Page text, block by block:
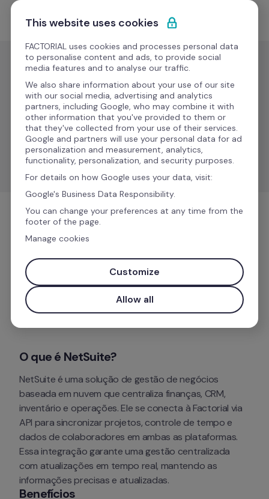
Pular para o conteúdo
Experimente Grátis
Novo
ERP
Oracle
NetSuite
Sincronize projetos, registros de tempo e dados de
colaboradores para uma gestão precisa.
ERP
Mais informações
O que é NetSuite?
NetSuite é uma solução de gestão de negócios
baseada em nuvem que centraliza finanças, CRM,
inventário e operações. Ele se conecta à Factorial via
API para sincronizar projetos, controle de tempo e
dados de colaboradores em ambas as plataformas.
Essa integração garante uma gestão centralizada
com atualizações em tempo real, mantendo as
informações precisas e atualizadas.
Benefícios
This website uses cookies
FACTORIAL uses cookies and processes personal data
to personalise content and ads, to provide social
media features and to analyse our traffic.
We also share information about your use of our site
with our social media, advertising and analytics
partners, including Google, who may combine it with
other information that you've provided to them or
that they've collected from your use of their services.
Google and partners will use your personal data for ad
personalization and measurement, analytics,
functionality, personalization, and security purposes.
For details on how Google uses your data, visit:
Google's Business Data Responsibility.
You can change your preferences at any time from the
footer of the page.
Manage cookies
Customize
Allow all